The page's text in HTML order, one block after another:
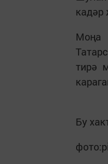
кадәр
Моңа
тирә
Бу